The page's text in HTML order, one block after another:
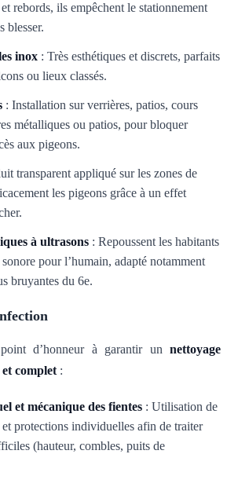
rebords, ils empêchent le stationnement
blesser.
inox : Très esthétiques et discrets, parfaits
ou lieux classés.
: Installation sur verrières, patios, cours
métalliques ou patios, pour bloquer
aux pigeons.
transparent appliqué sur les zones de
les pigeons grâce à un effet
à ultrasons : Repoussent les habitants
pour l’humain, adapté notamment
bruyantes du 6e.
d’honneur à garantir un nettoyage
complet :
et mécanique des fientes : Utilisation de
protections individuelles afin de traiter
(hauteur, combles, puits de